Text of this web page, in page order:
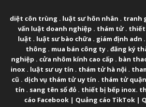
diệt côn trùng . luật sư hôn nhân . tranh
vấn luật doanh nghiệp . thám tử. thiết
luật . luật sư bào chữa . giám định adn .
thông . mua bán công ty. đăng ký
nghiệp . cửa nhôm kính cao cấp . bàn
inox . luật sư uy tín . thám tử hà nội .
cũ . dịch vụ thám tử uy tín . thám tử
tín . sang tên sổ đỏ . thiết bị bếp inox.
cáo Facebook| Quảng cáo TikTok|